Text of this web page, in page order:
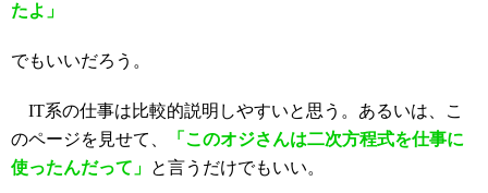
たよ」
でもいいだろう。
IT系の仕事は比較的説明しやすいと思う。あるいは、こ
のページを見せて、
「このオジさんは二次方程式を仕事に
使ったんだって」 と言うだけでもいい。